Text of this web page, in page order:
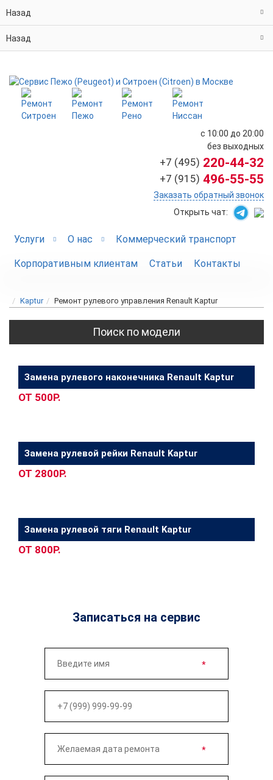
Назад
Назад
с 10:00 до 20:00
без выходных
+7 (495) 220-44-32
+7 (915) 496-55-55
Заказать обратный звонок
Открыть чат:
Услуги О нас Коммерческий транспорт
Корпоративным клиентам Статьи Контакты
Kaptur Ремонт рулевого управления Renault Kaptur
Поиск по модели
Замена рулевого наконечника Renault Kaptur
ОТ 500Р.
Замена рулевой рейки Renault Kaptur
ОТ 2800Р.
Замена рулевой тяги Renault Kaptur
ОТ 800Р.
Записаться на сервис